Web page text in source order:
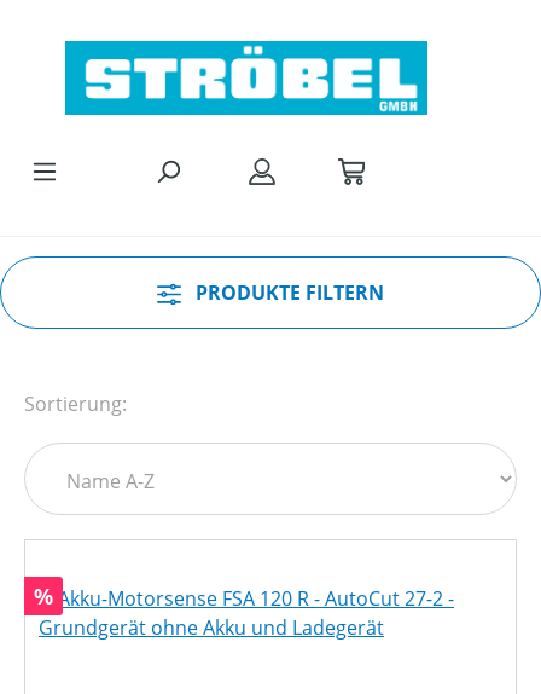
PRODUKTE FILTERN
Sortierung:
Rabatt
%